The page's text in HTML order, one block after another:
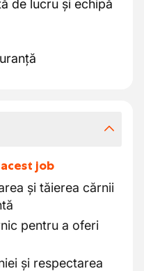
de lucru și echipă
job
și tăierea cărnii
pentru a oferi
și respectarea